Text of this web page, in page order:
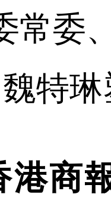
常委
魏特
港商